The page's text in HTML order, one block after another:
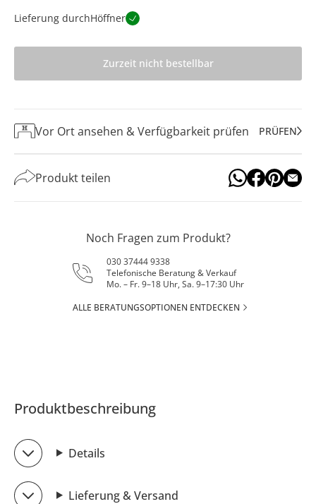
Lieferung durchHöffner
Zurzeit nicht bestellbar
Vor Ort ansehen & Verfügbarkeit prüfen PRÜFEN
Produkt teilen
Noch Fragen zum Produkt?
030 37444 9338
Telefonische Beratung & Verkauf
Mo. – Fr. 9–18 Uhr, Sa. 9–17:30 Uhr
ALLE BERATUNGSOPTIONEN ENTDECKEN
Produktbeschreibung
Details
Lieferung & Versand